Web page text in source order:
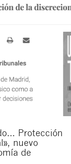
Protección
nuevo
de